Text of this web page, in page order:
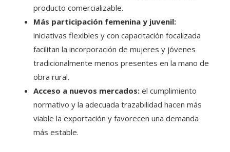
producto comercializable.
Más participación femenina y juvenil:
iniciativas flexibles y con capacitación focalizada
facilitan la incorporación de mujeres y jóvenes
tradicionalmente menos presentes en la mano de
obra rural.
Acceso a nuevos mercados: el cumplimiento
normativo y la adecuada trazabilidad hacen más
viable la exportación y favorecen una demanda
más estable.